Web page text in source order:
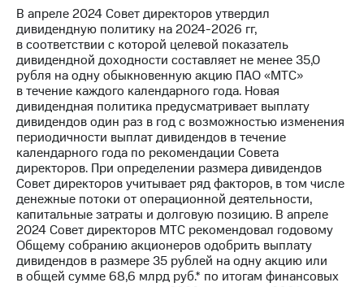
и акционерам
Корпоративное
управление
Корпоративный
секретарь
Раскрытие
информации
Информация
акционерам
Документы
ПАО
"МТС"
Собрания
акционеров
Личный
кабинет
акционера
В апреле 2024 Совет директоров утвердил
дивидендную политику на 2024-2026 гг,
в соответствии с которой целевой показатель
дивидендной доходности составляет не менее 35,0
рубля на одну обыкновенную акцию ПАО «МТС»
в течение каждого календарного года. Новая
дивидендная политика предусматривает выплату
дивидендов один раз в год с возможностью изменения
периодичности выплат дивидендов в течение
календарного года по рекомендации Совета
директоров. При определении размера дивидендов
Совет директоров учитывает ряд факторов, в том числе
денежные потоки от операционной деятельности,
капитальные затраты и долговую позицию. В апреле
2024 Совет директоров МТС рекомендовал годовому
Общему собранию акционеров одобрить выплату
дивидендов в размере 35 рублей на одну акцию или
в общей сумме 68,6 млрд руб.* по итогам финансовых